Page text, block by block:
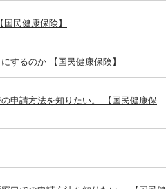
民健康保険】
するのか 【国民健康保険】
申請方法を知りたい。 【国民健康保